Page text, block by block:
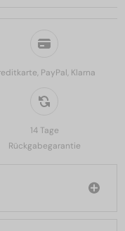
PayPal, Klarna
14 Tage
Rückgabegarantie